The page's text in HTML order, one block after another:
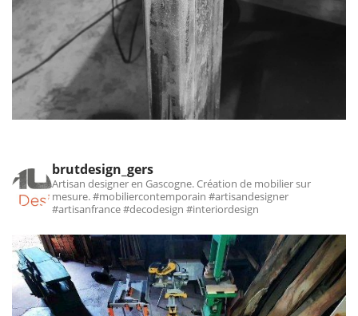
brutdesign_gers
Artisan designer en Gascogne. Création de mobilier sur
mesure.#mobiliercontemporain #artisandesigner
#artisanfrance #decodesign #interiordesign